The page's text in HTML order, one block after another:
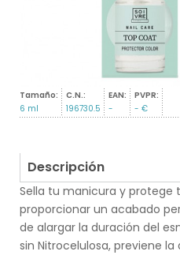
Tamaño:
6 ml
C.N.:
196730.5
EAN:
-
PVPR:
- €
Descripción
Sella tu manicura y protege
proporcionar un acabado
de alargar la duración del
sin Nitrocelulosa, previene